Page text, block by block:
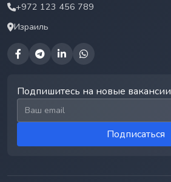
+972 123 456 789
Израиль
Подпишитесь на новые вакансии
Email для подписки
Подписаться